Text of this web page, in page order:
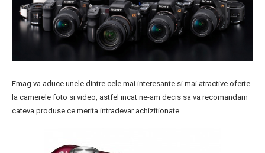
Emag va aduce unele dintre cele mai interesante si mai atractive oferte
la camerele foto si video, astfel incat ne-am decis sa va recomandam
cateva produse ce merita intradevar achizitionate.